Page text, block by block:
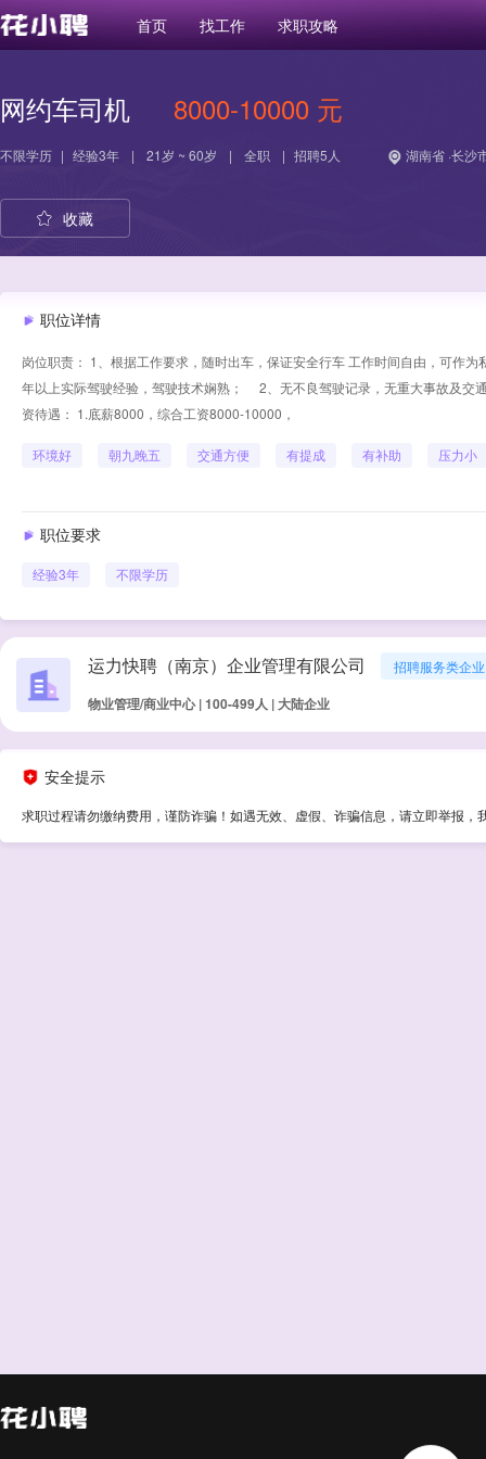
首页 找工作 求职攻略
网约车司机 8000-10000 元
不限学历 | 经验3年 | 21岁 ~ 60岁 | 全职 | 招聘5人 湖南省 ·长沙
收藏
职位详情
岗位职责： 1、根据工作要求，随时出车，保证安全行车 工作时间自由，可作
年以上实际驾驶经验，驾驶技术娴熟； 2、无不良驾驶记录，无重大事故及
资待遇： 1.底薪8000，综合工资8000-10000，
环境好 朝九晚五 交通方便 有提成 有补助 压力小
职位要求
经验3年 不限学历
运力快聘（南京）企业管理有限公司 招聘服务类企业
物业管理/商业中心 | 100-499人 | 大陆企业
安全提示
求职过程请勿缴纳费用，谨防诈骗！如遇无效、虚假、诈骗信息，请立即举报，